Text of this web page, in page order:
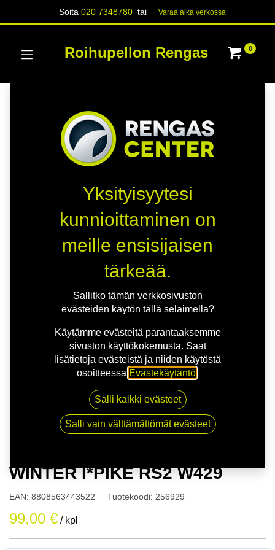
Soita020 7348780 tai Varaa aika verk​​​​ossa
Roihupellon Rengas 0
165/65R14 79T HANKOOK WINTER I*PIKE RS2 W429
WINTER I*PIKE RS2 W429
EAN: 8808563443522 Tuotekoodi: 256929
99,00 € / kpl
Yksityisyytesi
kunnioittaminen on
meille ensisijaisen
tärkeää.
Sallitko tämän verkkosivuston
evästeiden käytön tällä selaimella?
Käytämme evästeitä parantaaksemme
sivuston käyttökokemusta. Saat
lisätietoja evästeistä ja niiden käytöstä
osoitteessa Evästekäytäntö
Salli kaikki evästeet
Salli vain välttämättömät evästeet